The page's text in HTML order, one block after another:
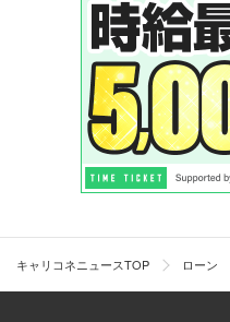
キャリコネニュースTOP ローン